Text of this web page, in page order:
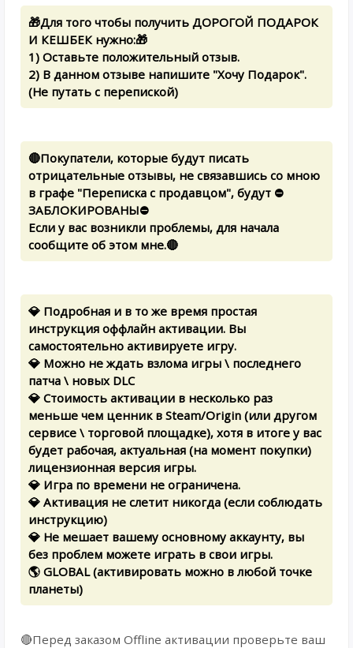
🎁Для того чтобы получить ДОРОГОЙ ПОДАРОК
И КЕШБЕК нужно:🎁
1) Оставьте положительный отзыв.
2) В данном отзыве напишите "Хочу Подарок".
(Не путать с перепиской)
🔴Покупатели, которые будут писать
отрицательные отзывы, не связавшись со мною
в графе "Переписка с продавцом", будут ⛔
ЗАБЛОКИРОВАНЫ⛔
Если у вас возникли проблемы, для начала
сообщите об этом мне.🔴
💎 Подробная и в то же время простая
инструкция оффлайн активации. Вы
самостоятельно активируете игру.
💎 Можно не ждать взлома игры \ последнего
патча \ новых DLC
💎 Стоимость активации в несколько раз
меньше чем ценник в Steam/Origin (или другом
сервисе \ торговой площадке), хотя в итоге у вас
будет рабочая, актуальная (на момент покупки)
лицензионная версия игры.
💎 Игра по времени не ограничена.
💎 Активация не слетит никогда (если соблюдать
инструкцию)
💎 Не мешает вашему основному аккаунту, вы
без проблем можете играть в свои игры.
🌎 GLOBAL (активировать можно в любой точке
планеты)
🔴Перед заказом Offline активации проверьте ваш